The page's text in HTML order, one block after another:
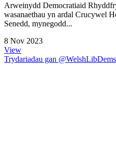
Arweinydd Democratiaid
wasanaethau yn ardal Crucywel
Senedd, mynegodd...
8 Nov 2023
View
Trydariadau gan @WelshLibDems